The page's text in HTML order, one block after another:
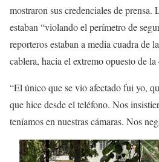
mostraron sus credenciales de
estaban “violando el perímetro de
reporteros estaban a media cuadra de
cablera, hacia el extremo opuesto de la
“El único que se vio afectado fui yo,
que hice desde el teléfono. Nos
teníamos en nuestras cámaras. Nos